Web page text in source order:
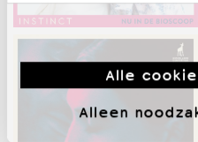
Alle
Alleen